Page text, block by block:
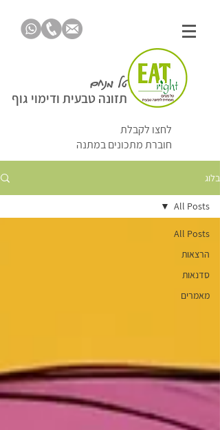
טל מנחם
תזונה טבעית ודימוי גוף
לחצו לקבלת
חוברת מתכונים במתנה
בלוג
All Posts
הרצאות
סדנאות
מאמרים
All Posts